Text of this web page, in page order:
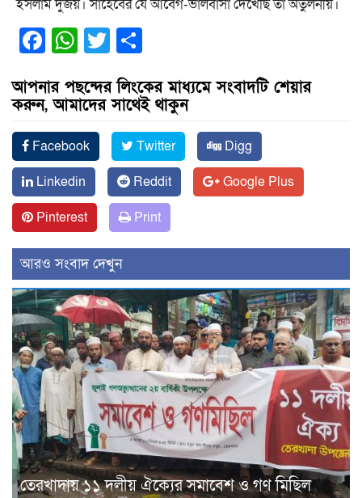
ইসলাম দুর্জয়। সাহেবের যে আবেগ-ভালবাসা দেখেছি তা অতুলনীয়।
Facebook
WhatsApp
Twitter
আপনার পছন্দের লিংকের মাধ্যমে সংবাদটি শেয়ার
করুন, আমাদের সাথেই থাকুন
Facebook Twitter
Digg
Linkedin
Reddit
Google Plus
Pinterest
Print
আরও সংবাদ দেখুন
তেরখাদায় ১১ দলীয় ঐক্যের সমাবেশ ও গণ মিছিল